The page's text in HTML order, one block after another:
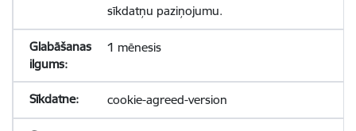
sīkdatņu paziņojumu.
1 mēnesis
cookie-agreed-version